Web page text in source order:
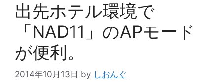
出先ホテル環境で
「NAD11」のAPモード
が便利。
2014年10月13日 by しおんぐ